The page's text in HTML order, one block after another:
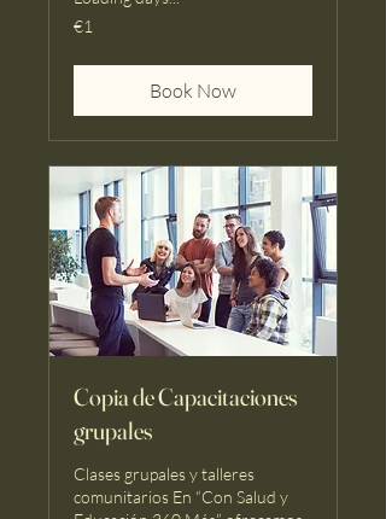
1
euro
€1
Book Now
Copia de Capacitaciones
grupales
Clases grupales y talleres
comunitarios En “Con Salud y